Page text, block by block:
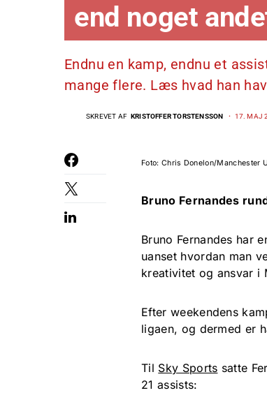
end noget
Endnu en kamp, endnu et
mange flere. Læs hvad han
SKREVET AF KRISTOFFER TORSTENSSON 17. MAJ
Foto: Chris Donelon/Manchester
Bruno Fernandes
Bruno Fernandes har
uanset hvordan man
kreativitet og ansvar i
Efter weekendens
ligaen, og dermed er
Til Sky Sports satte
21 assists: